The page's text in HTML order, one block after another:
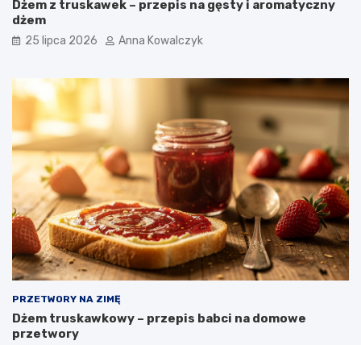
Dżem z truskawek – przepis na gęsty i aromatyczny
dżem
25 lipca 2026 Anna Kowalczyk
PRZETWORY NA ZIMĘ
Dżem truskawkowy – przepis babci na domowe
przetwory